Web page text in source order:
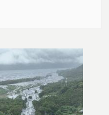
，農田與道路受到影